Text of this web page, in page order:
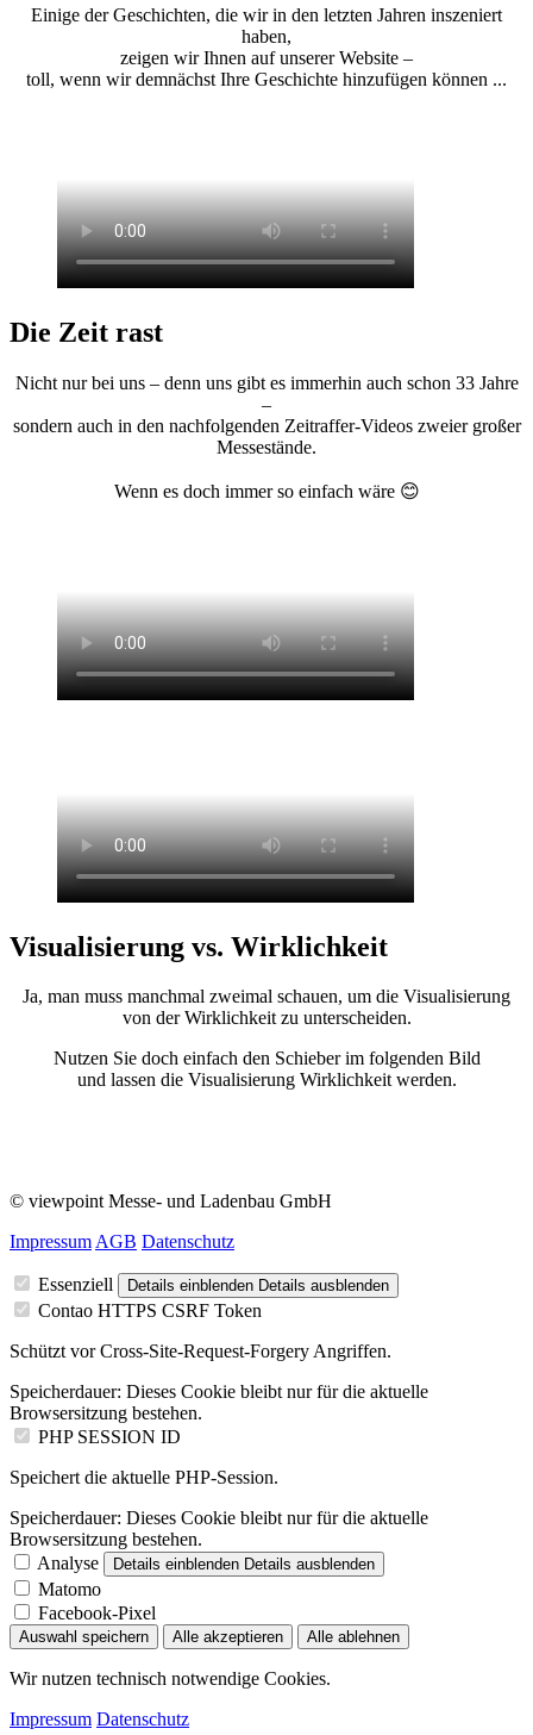
Einige der Geschichten, die wir in den letzten Jahren inszeniert
haben,
zeigen wir Ihnen auf unserer Website –
toll, wenn wir demnächst Ihre Geschichte hinzufügen können ...
Die Zeit rast
Nicht nur bei uns – denn uns gibt es immerhin auch schon 33 Jahre
–
sondern auch in den nachfolgenden Zeitraffer-Videos zweier großer
Messestände.
Wenn es doch immer so einfach wäre 😊
Visualisierung vs. Wirklichkeit
Ja, man muss manchmal zweimal schauen, um die Visualisierung
von der Wirklichkeit zu unterscheiden.
Nutzen Sie doch einfach den Schieber im folgenden Bild
und lassen die Visualisierung Wirklichkeit werden.
© viewpoint Messe- und Ladenbau GmbH
ImpressumAGB Datenschutz
Essenziell Details einblenden Details ausblenden
Contao HTTPS CSRF Token
Schützt vor Cross-Site-Request-Forgery Angriffen.
Speicherdauer: Dieses Cookie bleibt nur für die aktuelle
Browsersitzung bestehen.
PHP SESSION ID
Speichert die aktuelle PHP-Session.
Speicherdauer: Dieses Cookie bleibt nur für die aktuelle
Browsersitzung bestehen.
Analyse
Details einblenden Details ausblenden
Matomo
Facebook-Pixel
Auswahl speichern Alle akzeptieren Alle ablehnen
Wir nutzen technisch notwendige Cookies.
Impressum Datenschutz